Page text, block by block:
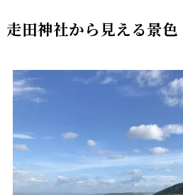
走田神社から見える景色